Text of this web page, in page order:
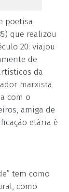
poetisa
que realizou
20: viajou
de
da
marxista
com o
amiga de
etária é
tem como
como